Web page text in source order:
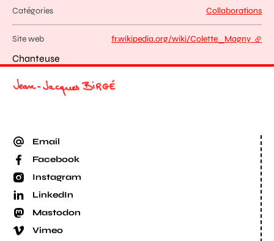
Catégories Collaborations
Site web fr.wikipedia.org/wiki/Colette_Magny -
Chanteuse
Email
Facebook
Instagram
LinkedIn
Mastodon
Vimeo